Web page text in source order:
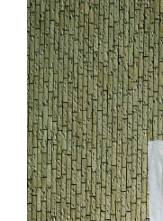
イベントレポート
インタビュー
受講生・修了生の活動
展覧会アーカイブ
座談会
講座レポート